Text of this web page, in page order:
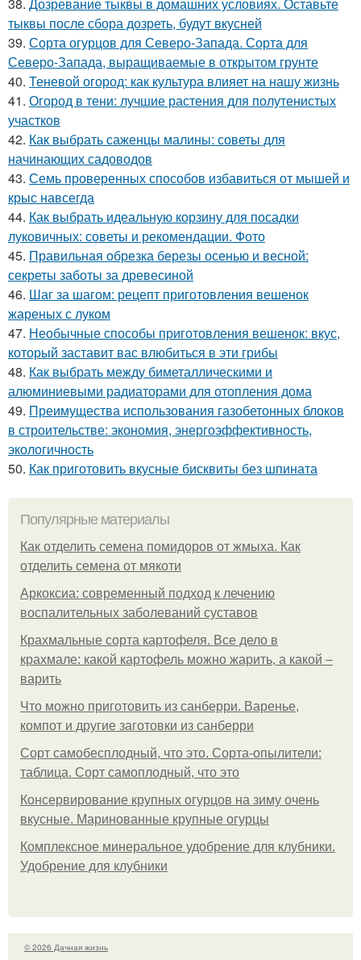
тыквы после сбора дозреть, будут вкусней
39. Сорта огурцов для Северо-Запада. Сорта для
Северо-Запада, выращиваемые в открытом грунте
40. Теневой огород: как культура влияет на нашу жизнь
41. Огород в тени: лучшие растения для полутенистых
участков
42. Как выбрать саженцы малины: советы для
начинающих садоводов
43. Семь проверенных способов избавиться от мышей и
крыс навсегда
44. Как выбрать идеальную корзину для посадки
луковичных: советы и рекомендации. Фото
45. Правильная обрезка березы осенью и весной:
секреты заботы за древесиной
46. Шаг за шагом: рецепт приготовления вешенок
жареных с луком
47. Необычные способы приготовления вешенок: вкус,
который заставит вас влюбиться в эти грибы
48. Как выбрать между биметаллическими и
алюминиевыми радиаторами для отопления дома
49. Преимущества использования газобетонных блоков
в строительстве: экономия, энергоэффективность,
экологичность
50. Как приготовить вкусные бисквиты без шпината
Популярные материалы
Как отделить семена помидоров от жмыха. Как
отделить семена от мякоти
Аркоксиа: современный подход к лечению
воспалительных заболеваний суставов
Крахмальные сорта картофеля. Все дело в
крахмале: какой картофель можно жарить, а какой –
варить
Что можно приготовить из санберри. Варенье,
компот и другие заготовки из санберри
Сорт самобесплодный, что это. Сорта-опылители:
таблица. Сорт самоплодный, что это
Консервирование крупных огурцов на зиму очень
вкусные. Маринованные крупные огурцы
Комплексное минеральное удобрение для клубники.
Удобрение для клубники
© 2026 Дачная жизнь